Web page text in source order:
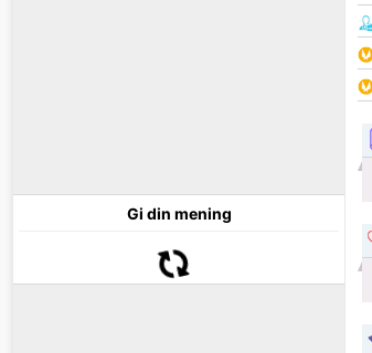
Gi din mening